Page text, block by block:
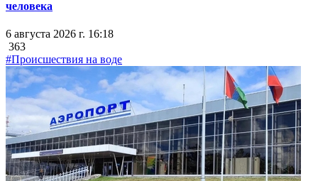
человека
6 августа 2026 г. 16:18
363
#Происшествия на воде